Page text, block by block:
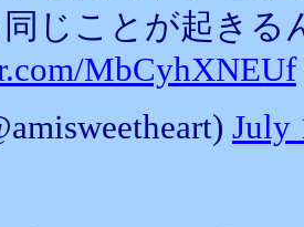
同じことが起き
MbCyhXNEUf
July